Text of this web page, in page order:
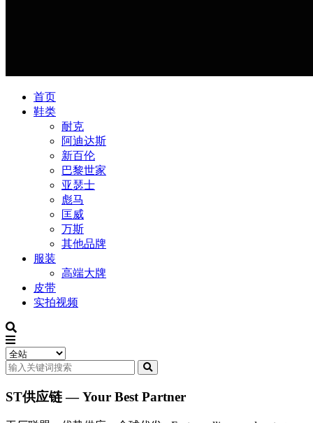
首页
鞋类
耐克
阿迪达斯
新百伦
巴黎世家
亚瑟士
彪马
匡威
万斯
其他品牌
服装
高端大牌
皮带
实拍视频
ST供应链 — Your Best Partner